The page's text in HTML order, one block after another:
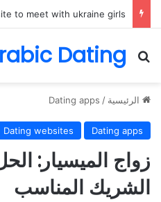
to meet with ukraine girls
Dating
بحث عن
الرئيسية /
Dating apps
Dating apps
Dating websites
زواج الميسيار:
الشريك المناسب